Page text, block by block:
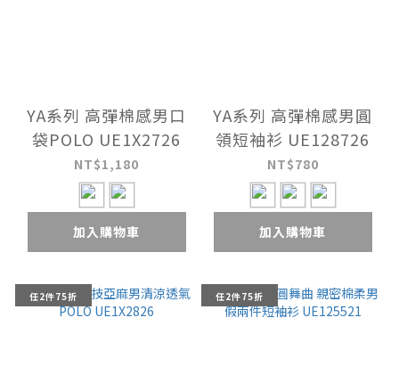
YA系列 高彈棉感男口
袋POLO UE1X2726
NT$1,180
加入購物車
YA系列 高彈棉感男圓
領短袖衫 UE128726
NT$780
加入購物車
任2件75折 任2件75折